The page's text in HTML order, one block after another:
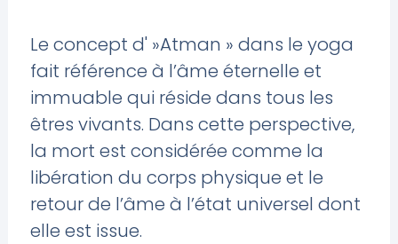
Le concept d' »Atman » dans le yoga
fait référence à l’âme éternelle et
immuable qui réside dans tous les
êtres vivants. Dans cette perspective,
la mort est considérée comme la
libération du corps physique et le
retour de l’âme à l’état universel dont
elle est issue.